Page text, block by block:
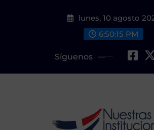
lunes, 10 agosto
6:50:16 PM
Síguenos